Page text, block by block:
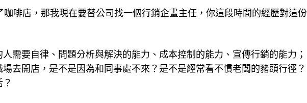
啡店，那我現在要替公司找一個行銷企畫主任，你這段時間的經歷對這份
需要自律、問題分析與解決的能力、成本控制的能力、宣傳行銷的能力；
去開店，是不是因為和同事處不來？是不是經常看不慣老闆的豬頭行徑？